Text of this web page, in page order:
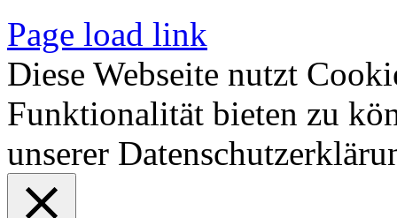
Page load link
Diese Webseite nutzt
Funktionalität bieten zu
unserer